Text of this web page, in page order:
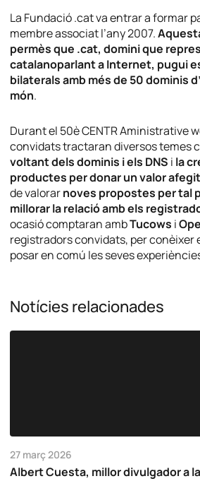
La Fundació .cat va entrar a formar
membre associat l’any 2007.
permès que .cat, domini que
catalanoparlant a Internet, pugui
bilaterals amb més de 50 dominis
món.
Durant el 50è CENTR Aministrative
convidats tractaran diversos temes
voltant dels dominis i els DNS i la
productes per donar un valor
de valorarnoves propostes per tal
millorar la relació amb els
ocasió comptaran ambTucows i
registradors convidats, per conèixer
posar en comú les seves
Notícies relacionades
27 març 2026
Albert Cuesta, millor divulgador a